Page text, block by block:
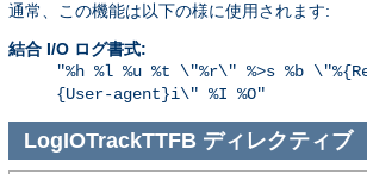
通常、この機能は以下の様に使用されます:
結合 I/O ログ書式:
"%h %l %u %t \"%r\" %>s %b
{User-agent}i\" %I %O"
LogIOTrackTTFB ディレクティブ